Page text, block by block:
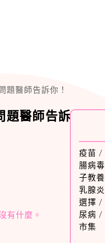
題醫師告訴你！
題醫師告訴
有什麼。
疫苗 /
腸病毒
子教養
乳腺炎
選擇 /
尿病 /
市集